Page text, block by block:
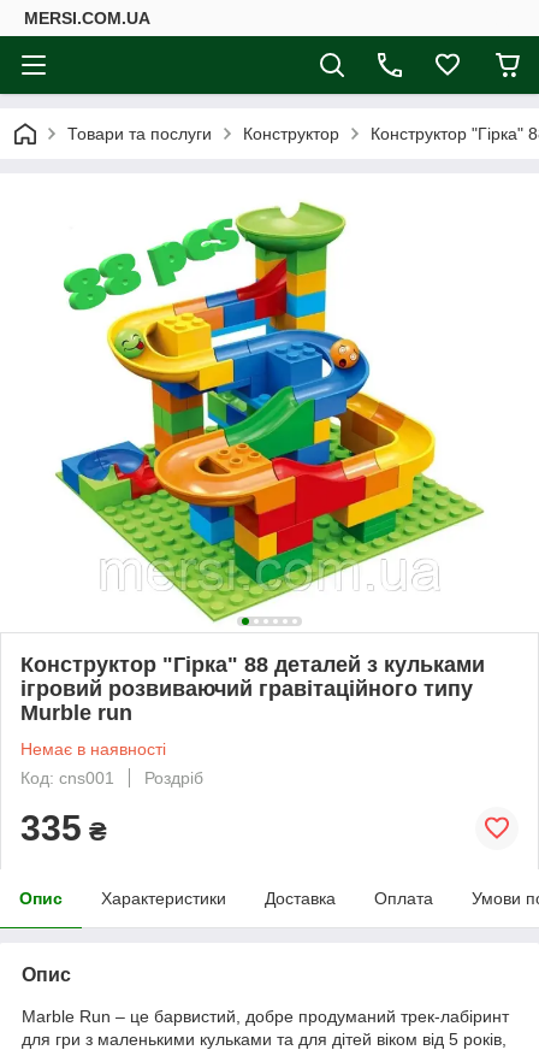
MERSI.COM.UA
Товари та послуги Конструктор Конструктор "Гірка"
Конструктор "Гірка" 88 деталей з кульками
ігровий розвиваючий гравітаційного типу
Murble run
Немає в наявності
Код: cns001
Роздріб
335 ₴
Опис Характеристики Доставка Оплата Умови
Опис
Marble Run – це барвистий, добре продуманий трек-лабіринт
для гри з маленькими кульками та для дітей віком від 5 років,